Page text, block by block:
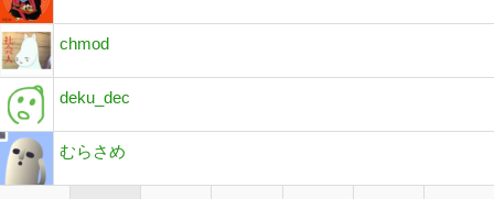
chmod
deku_dec
むらさめ